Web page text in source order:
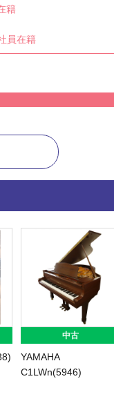
籍
員在籍
中古
YAMAHA
C1LWn(5946)